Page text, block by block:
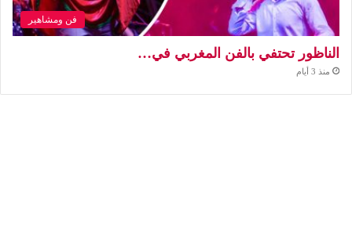
فن ومشاهير
الناظور تحتفي بالفن المغربي في…
منذ 3 أيام